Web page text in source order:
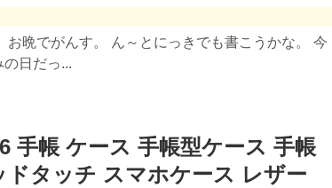
晩でがんす。 ん～とにっきでも書こうかな。 今
日だっ...
手帳 ケース 手帳型ケース 手帳
タッチ スマホケース レザー